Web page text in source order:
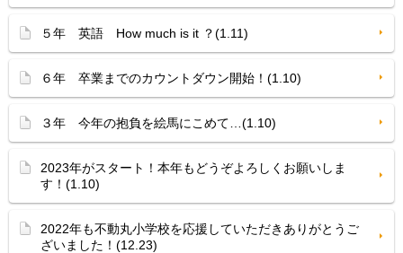
５年 英語 How much is it ？(1.11)
６年 卒業までのカウントダウン開始！(1.10)
３年 今年の抱負を絵馬にこめて…(1.10)
2023年がスタート！本年もどうぞよろしくお願いしま
す！(1.10)
2022年も不動丸小学校を応援していただきありがとうご
ざいました！(12.23)